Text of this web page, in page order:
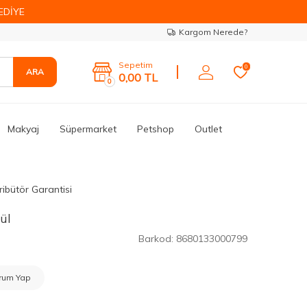
Kargom Nerede?
ARA
0
Sepetim
0,00 TL
0
Makyaj Süpermarket Petshop Outlet
Garantisi
Barkod: 8680133000799
Yap